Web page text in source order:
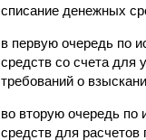
списание денежных
в первую очередь по
средств со счета для
требований о
во вторую очередь
средств для